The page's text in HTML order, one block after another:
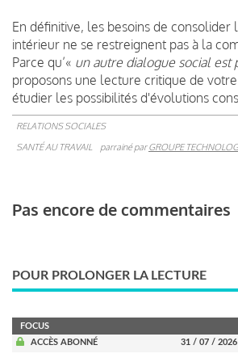
En définitive, les besoins de
intérieur ne se restreignent pas à la
Parce qu’« un autre dialogue social est
proposons une lecture critique de
étudier les possibilités d'évolutions
RELATIONS SOCIALES
SANTÉ AU TRAVAIL
parrainé parGROUPE
Pas encore de commentaires
POUR PROLONGER LA LECTURE
FOCUS
ACCÈS ABONNÉ
31 / 07 / 2026